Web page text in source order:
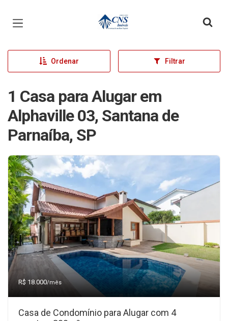
Página inicial
Ordenar Filtrar
1 Casa para Alugar em
Alphaville 03, Santana de
Parnaíba, SP
R$ 18.000/mês
Casa de Condomínio para Alugar com 4